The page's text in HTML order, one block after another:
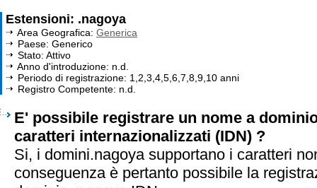
Estensioni: .nagoya
Area Geografica: Generica
Paese: Generico
Stato: Attivo
Anno d'introduzione: n.d.
Periodo di registrazione: 1,2,3,4,5,6,7,8,9,10 anni
Registro Competente: n.d.
E' possibile registrare un nome a
caratteri internazionalizzati (IDN) ?
Si, i domini.nagoya supportano i caratteri
conseguenza è pertanto possibile la